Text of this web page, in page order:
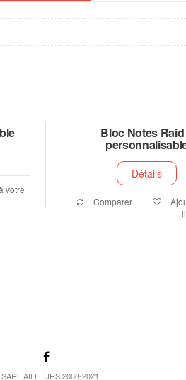
votre
Bloc Notes
Détails
Comparer
AILLEURS 2008-2021